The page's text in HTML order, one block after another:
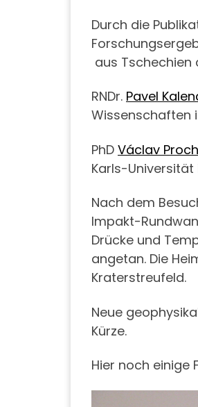
Durch die
aus Tschechien
RNDr. Pavel
Wissenschaften
PhD Václav
Karls-Universität
Nach dem
Impakt-
Drücke und
angetan. Die
Kraterstreufeld.
Neue
Kürze.
Hier noch einige